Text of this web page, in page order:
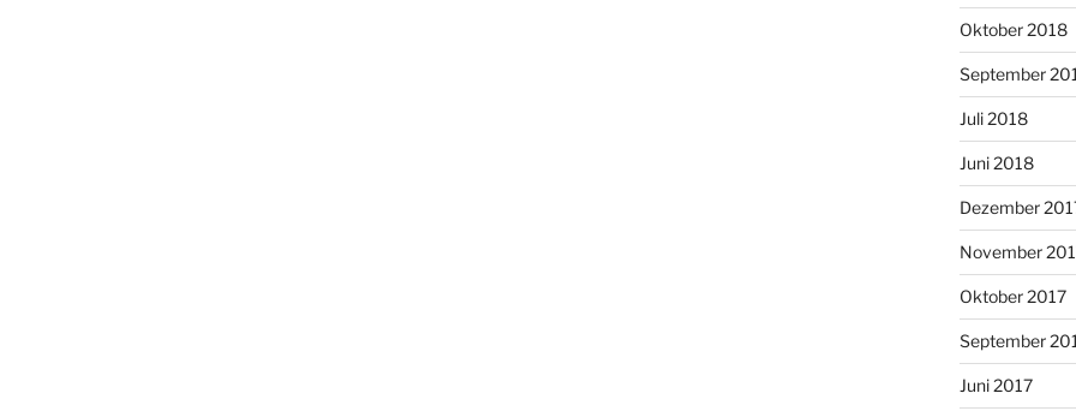
Oktober 2018
September
Juli 2018
Juni 2018
Dezember
November
Oktober 2017
September
Juni 2017